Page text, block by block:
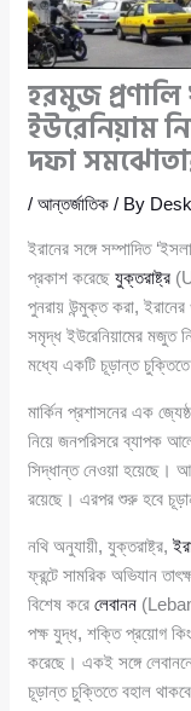
হরমুজ
ইউরেনিয়াম
দফা
/আন্তর্জাতিক / By
ইরানের সঙ্গে সম্পাদিত
প্রকাশ করেছেযুক্তরাষ্ট্র
পুনরায় উন্মুক্ত করা,
সমৃদ্ধ ইউরেনিয়ামের মজুত
মধ্যে একটি চূড়ান্ত
মার্কিন প্রশাসনের এক
নিয়ে জনপরিসরে ব্যাপক
সিদ্ধান্ত নেওয়া হয়েছে।
রয়েছে। এরপর শুরু হবে
নথি অনুযায়ী, যুক্তরাষ্ট্র,
ফ্রন্টে সামরিক অভিযান
বিশেষ করেলেবানন
পক্ষ যুদ্ধ, শক্তি প্রয়োগ
করেছে। একই সঙ্গে
চূড়ান্ত চুক্তিতে বহাল